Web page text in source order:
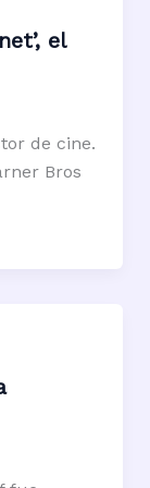
el
de cine.
Bros